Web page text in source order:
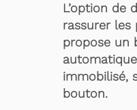
L’option de
rassurer les
propose un
immobilisé,
bouton.